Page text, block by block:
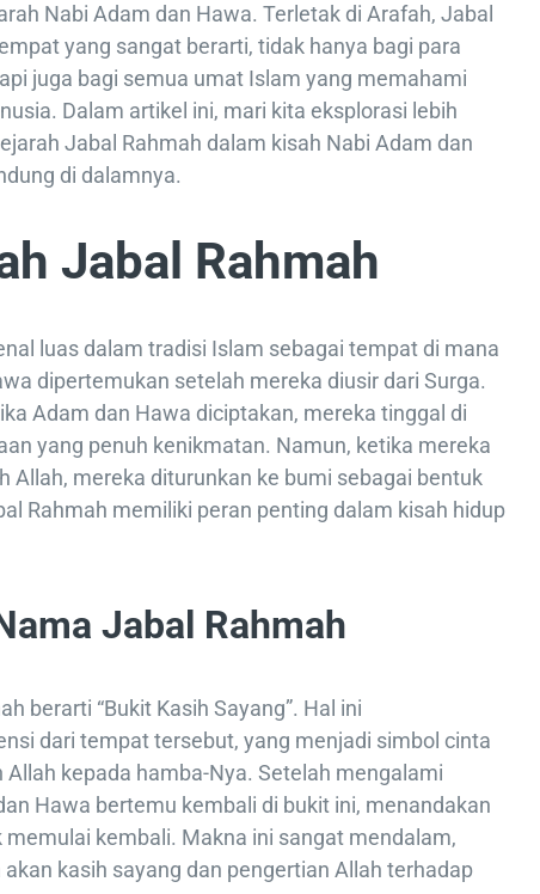
Nabi Adam dan Hawa. Terletak di Arafah, Jabal
yang sangat berarti, tidak hanya bagi para
juga bagi semua umat Islam yang memahami
Dalam artikel ini, mari kita eksplorasi lebih
Jabal Rahmah dalam kisah Nabi Adam dan
di dalamnya.
Jabal Rahmah
luas dalam tradisi Islam sebagai tempat di mana
dipertemukan setelah mereka diusir dari Surga.
Adam dan Hawa diciptakan, mereka tinggal di
yang penuh kenikmatan. Namun, ketika mereka
Allah, mereka diturunkan ke bumi sebagai bentuk
Rahmah memiliki peran penting dalam kisah hidup
Jabal Rahmah
berarti “Bukit Kasih Sayang”. Hal ini
dari tempat tersebut, yang menjadi simbol cinta
Allah kepada hamba-Nya. Setelah mengalami
Hawa bertemu kembali di bukit ini, menandakan
memulai kembali. Makna ini sangat mendalam,
kasih sayang dan pengertian Allah terhadap